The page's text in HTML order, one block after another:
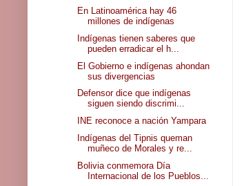
En Latinoamérica hay 46
millones de indígenas
Indígenas tienen saberes que
pueden erradicar el h...
El Gobierno e indígenas ahondan
sus divergencias
Defensor dice que indígenas
siguen siendo discrimi...
INE reconoce a nación Yampara
Indígenas del Tipnis queman
muñeco de Morales y re...
Bolivia conmemora Día
Internacional de los Pueblos...